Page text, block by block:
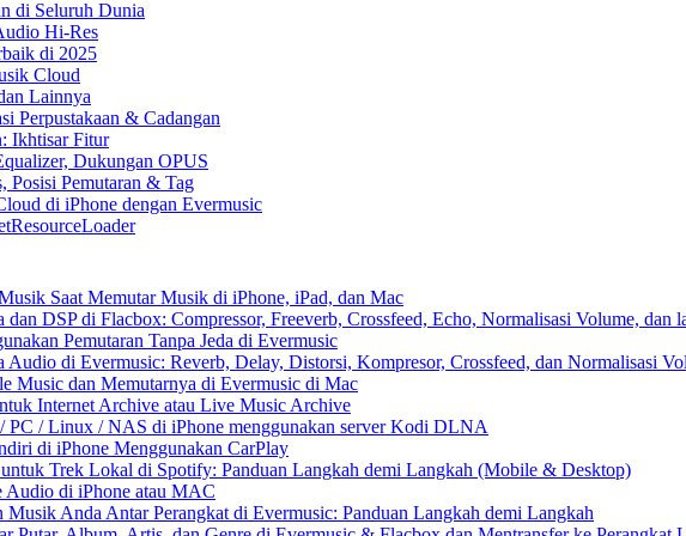
di Seluruh Dunia
Hi-Res
di 2025
Cloud
Lainnya
Perpustakaan & Cadangan
Ikhtisar Fitur
Dukungan OPUS
Posisi Pemutaran & Tag
di iPhone dengan Evermusic
Saat Memutar Musik di iPhone, iPad, dan Mac
dan DSP di Flacbox: Compressor, Freeverb, Crossfeed, Echo, Normalisasi Volume, dan
Pemutaran Tanpa Jeda di Evermusic
Audio di Evermusic: Reverb, Delay, Distorsi, Kompresor, Crossfeed, dan Normalisasi
Music dan Memutarnya di Evermusic di Mac
Internet Archive atau Live Music Archive
PC / Linux / NAS di iPhone menggunakan server Kodi DLNA
di iPhone Menggunakan CarPlay
Trek Lokal di Spotify: Panduan Langkah demi Langkah (Mobile & Desktop)
di iPhone atau MAC
Musik Anda Antar Perangkat di Evermusic: Panduan Langkah demi Langkah